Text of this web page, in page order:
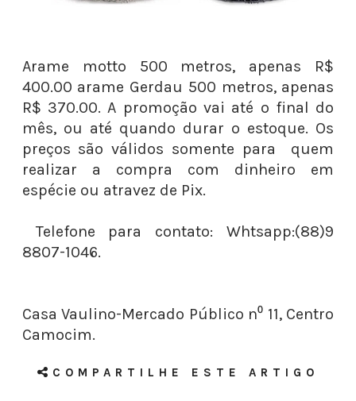
Arame motto 500 metros, apenas R$
400.00 arame Gerdau 500 metros, apenas
R$ 370.00. A promoção vai até o final do
mês, ou até quando durar o estoque. Os
preços são válidos somente para quem
realizar a compra com dinheiro em
espécie ou atravez de Pix.
Telefone para contato: Whtsapp:(88)9
8807-1046.
Casa Vaulino-Mercado Público n⁰ 11, Centro
Camocim.
COMPARTILHE ESTE ARTIGO